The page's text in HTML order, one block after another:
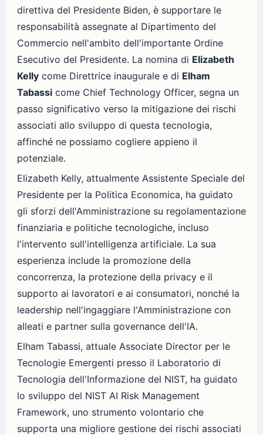
direttiva del Presidente Biden, è supportare le
responsabilità assegnate al Dipartimento del
Commercio nell'ambito dell'importante Ordine
Esecutivo del Presidente. La nomina di Elizabeth
Kelly come Direttrice inaugurale e di Elham
Tabassi come Chief Technology Officer, segna un
passo significativo verso la mitigazione dei rischi
associati allo sviluppo di questa tecnologia,
affinché ne possiamo cogliere appieno il
potenziale.
Elizabeth Kelly, attualmente Assistente Speciale del
Presidente per la Politica Economica, ha guidato
gli sforzi dell'Amministrazione su regolamentazione
finanziaria e politiche tecnologiche, incluso
l'intervento sull'intelligenza artificiale. La sua
esperienza include la promozione della
concorrenza, la protezione della privacy e il
supporto ai lavoratori e ai consumatori, nonché la
leadership nell'ingaggiare l'Amministrazione con
alleati e partner sulla governance dell'IA.
Elham Tabassi, attuale Associate Director per le
Tecnologie Emergenti presso il Laboratorio di
Tecnologia dell'Informazione del NIST, ha guidato
lo sviluppo del NIST AI Risk Management
Framework, uno strumento volontario che
supporta una migliore gestione dei rischi associati